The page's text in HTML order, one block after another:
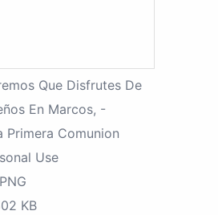
Que Disfrutes De
En Marcos, -
Primera Comunion
Use
PNG
KB